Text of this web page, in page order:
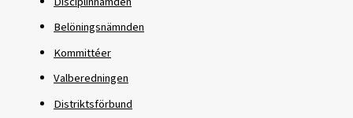
Belöningsnämnden
Kommittéer
Valberedningen
Distriktsförbund